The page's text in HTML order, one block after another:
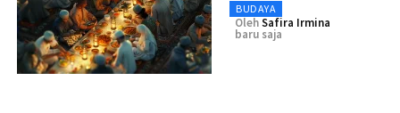
BUDAYA
OlehSafira Irmina
baru saja